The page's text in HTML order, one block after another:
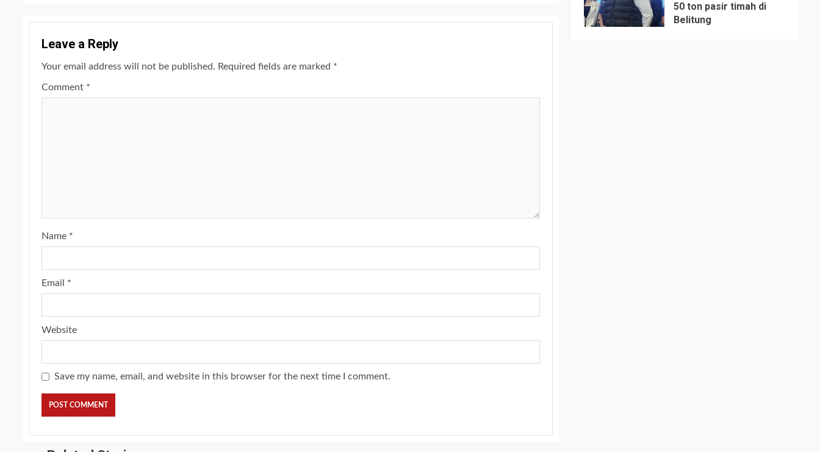
Leave a Reply
Your email address will not be published. Required fields are marked *
Comment *
Name *
Email *
Website
Save my name, email, and website in this browser for the next time I comment.
5
50 ton pasir timah di
Belitung